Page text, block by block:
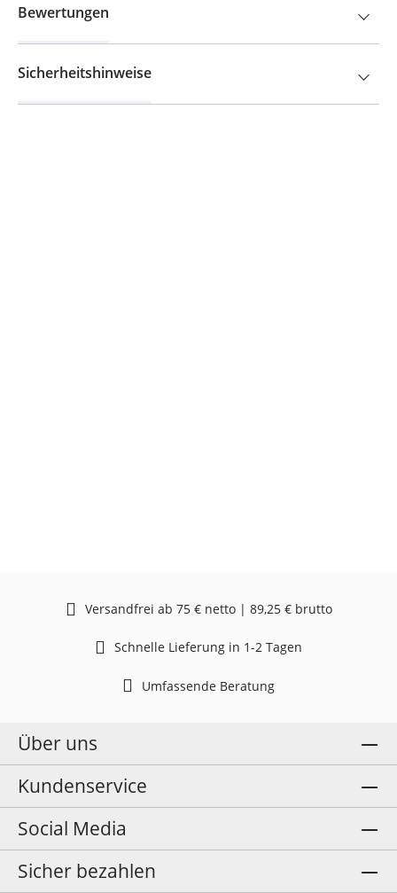
Bewertungen
Sicherheitshinweise
Versandfrei ab 75 € netto | 89,25 € brutto
Schnelle Lieferung in 1-2 Tagen
Umfassende Beratung
Über uns
Kundenservice
Social Media
Sicher bezahlen